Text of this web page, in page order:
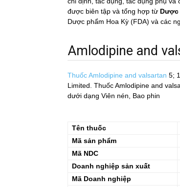
được biên tập và tổng hợp từ
Dược phẩm Hoa Kỳ (FDA) và các
Amlodipine and
Thuốc Amlodipine and valsartan 5;
Limited. Thuốc Amlodipine and
dưới dạng Viên nén, Bao phin
Tên thuốc
Mã sản phẩm
Mã NDC
Doanh nghiệp sản xuất
Mã Doanh nghiệp